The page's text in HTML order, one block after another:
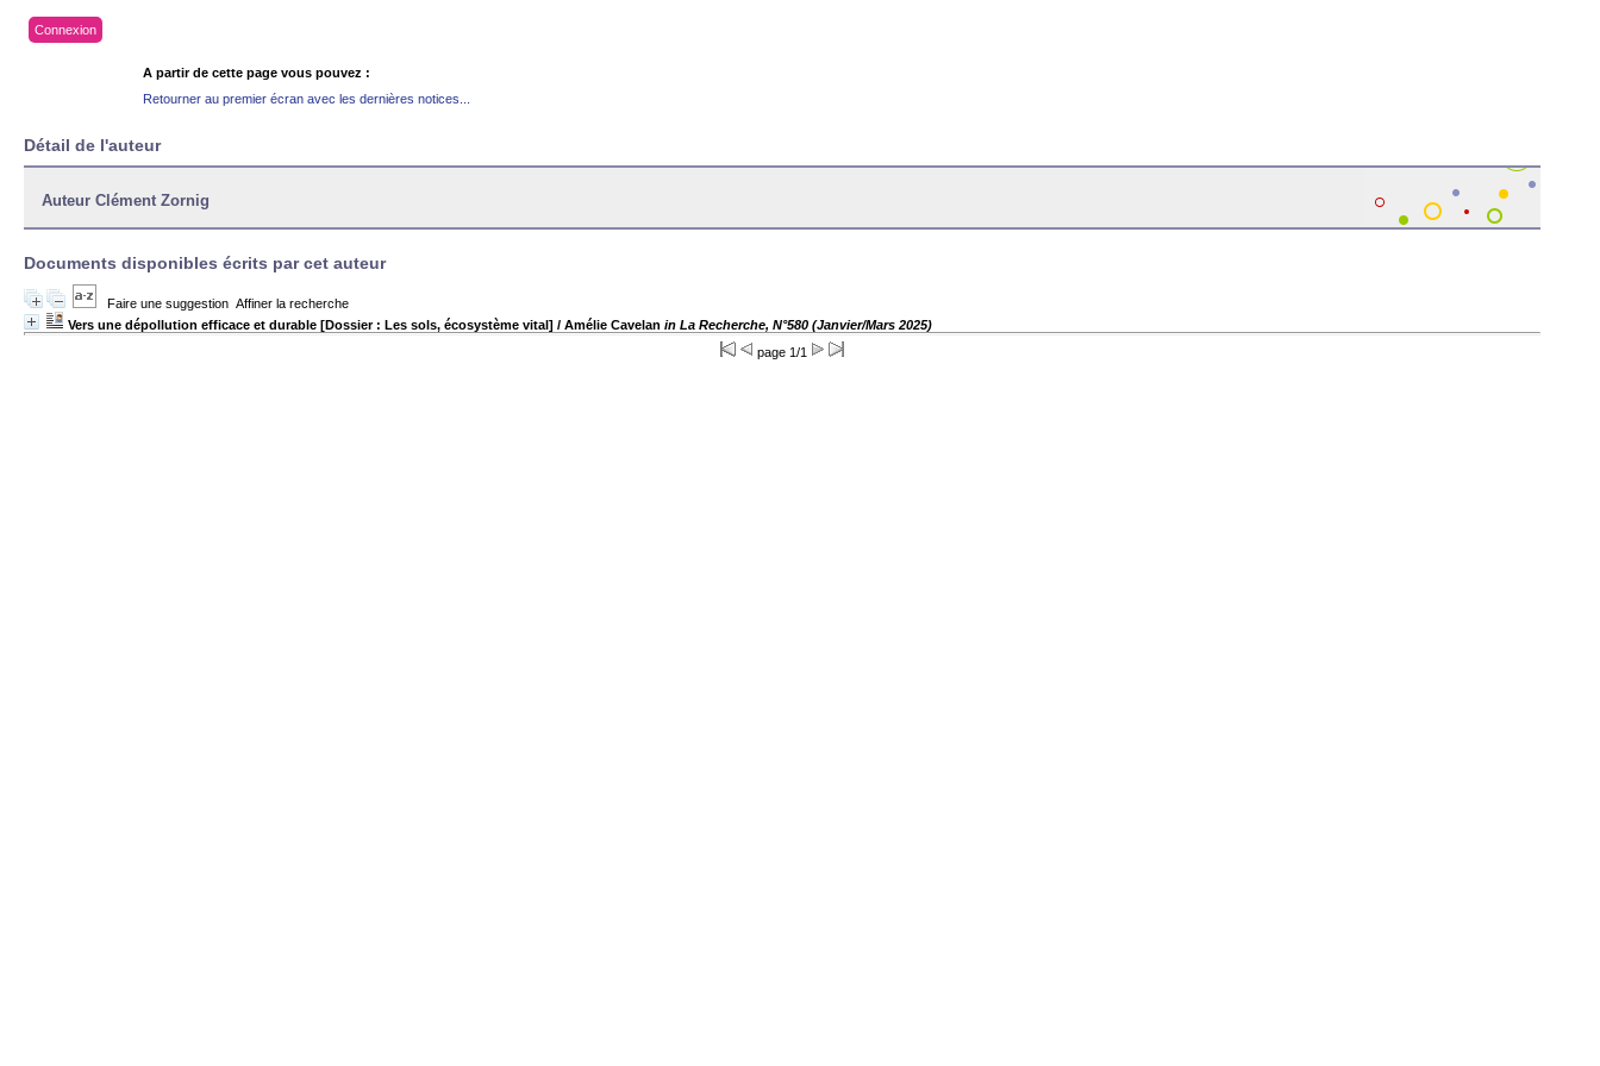
Connexion
A partir de cette page vous pouvez :
Retourner au premier écran avec les dernières notices...
Détail de l'auteur
Auteur Clément Zornig
Documents disponibles écrits par cet auteur
Faire une suggestion Affiner la recherche
Vers une dépollution efficace et durable [Dossier : Les sols, écosystème vital] / Amélie Cavelan in La Recherche, N°580 (Janvier/Mars 2025)
page 1/1